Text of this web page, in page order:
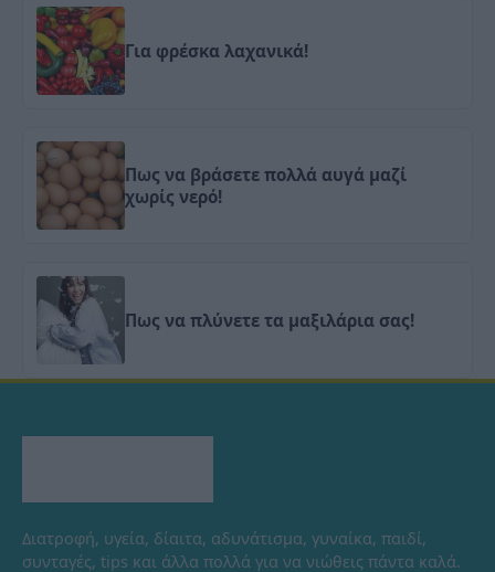
Για φρέσκα λαχανικά!
Πως να βράσετε πολλά αυγά μαζί
χωρίς νερό!
Πως να πλύνετε τα μαξιλάρια σας!
Διατροφή, υγεία, δίαιτα, αδυνάτισμα, γυναίκα, παιδί,
συνταγές, tips και άλλα πολλά για να νιώθεις πάντα καλά.